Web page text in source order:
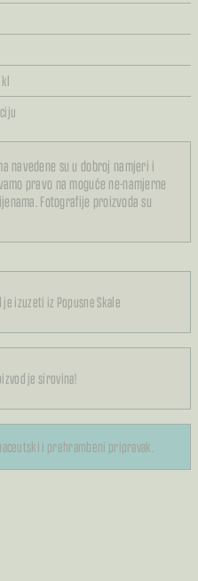
je izuzeti iz Popusne Skale
je sirovina!
navedene su u dobroj namjeri i
pravo na moguće ne-namjerne
Fotografije proizvoda su
i prehrambeni pripravak.